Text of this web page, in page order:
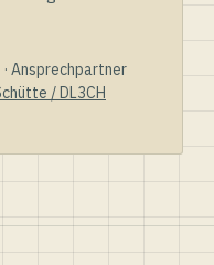
Ansprechpartner
/ DL3CH